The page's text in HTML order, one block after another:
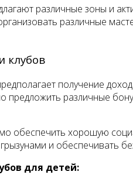
различные зоны и
различные
клубов
получение
различные
обеспечить хорошую
и обеспечивать
для детей: